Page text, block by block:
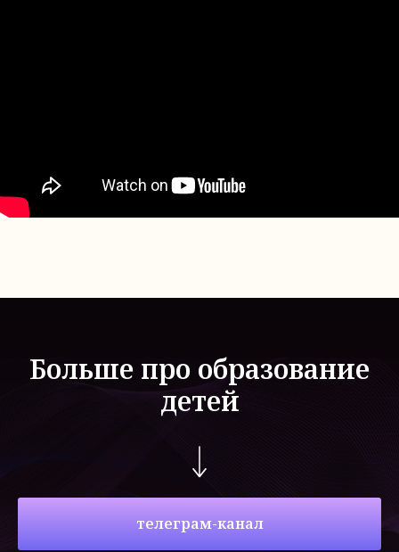
Больше про образование
детей
телеграм-канал